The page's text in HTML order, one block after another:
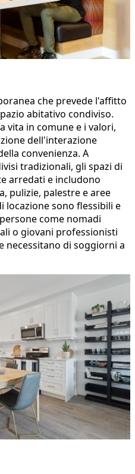
che prevede l'affitto
abitativo condiviso.
vita in comune e i valori,
dell'interazione
convenienza. A
tradizionali, gli spazi di
arredati e includono
pulizie, palestre e aree
locazione sono flessibili e
come nomadi
o giovani professionisti
necessitano di soggiorni a